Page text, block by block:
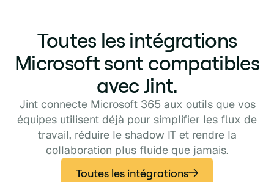
Marketing & Communication Manager
Toutes les intégrations
Microsoft sont compatibles
avec Jint.
Jint connecte Microsoft 365 aux outils que vos
équipes utilisent déjà pour simplifier les flux de
travail, réduire le shadow IT et rendre la
collaboration plus fluide que jamais.
Toutes les intégrations